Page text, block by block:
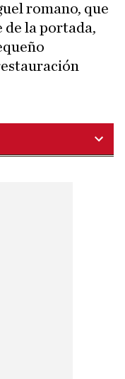
romano, que
de la portada,